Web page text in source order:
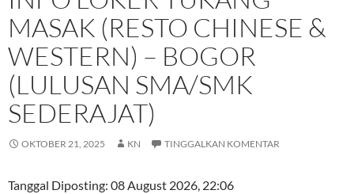
MASAK (RESTO CHINESE &
WESTERN) – BOGOR
(LULUSAN SMA/SMK
SEDERAJAT)
OKTOBER 21, 2025 KN TINGGALKAN KOMENTAR
Tanggal Diposting: 08 August 2026, 22:06